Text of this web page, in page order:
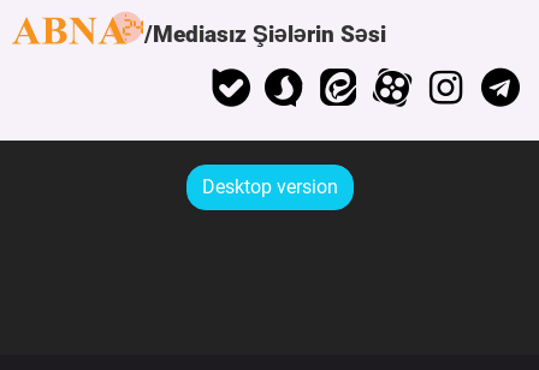
Mediasız Şiələrin Səsi
Desktop version